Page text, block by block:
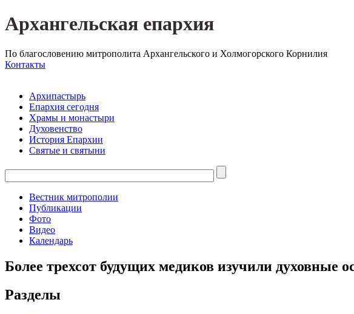
Архангельская епархия
По благословению митрополита Архангельского и Холмогорского Корнилия
Контакты
Архипастырь
Епархия сегодня
Храмы и монастыри
Духовенство
История Епархии
Святые и святыни
Вестник митрополии
Публикации
Фото
Видео
Календарь
Более трехсот будущих медиков изучили духовные
Разделы